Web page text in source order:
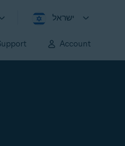
ישראל
Account